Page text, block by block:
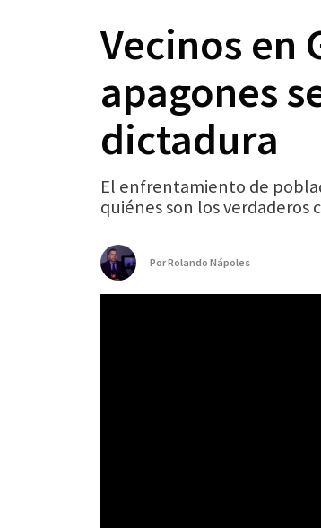
Vecinos en
apagones
dictadura
El enfrentamiento de
quiénes son los verdaderos
PorRolando Nápoles